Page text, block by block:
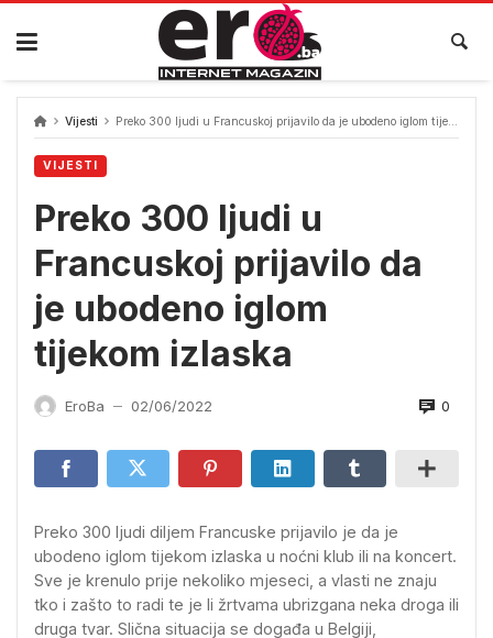
Skip
content
Vijesti Preko 300 ljudi u Francuskoj prijavilo da je ubodeno iglom tijekom izlaska
VIJESTI
Preko 300 ljudi u
Francuskoj prijavilo da
je ubodeno iglom
tijekom izlaska
EroBa — 02/06/2022 0
Preko 300 ljudi diljem Francuske prijavilo je da je
ubodeno iglom tijekom izlaska u noćni klub ili na koncert.
Sve je krenulo prije nekoliko mjeseci, a vlasti ne znaju
tko i zašto to radi te je li žrtvama ubrizgana neka droga ili
druga tvar. Slična situacija se događa u Belgiji,